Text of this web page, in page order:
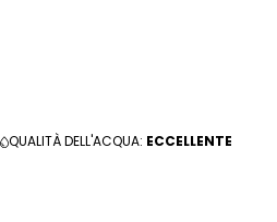
QUALITÀ DELL'ACQUA: ECCELLENTE